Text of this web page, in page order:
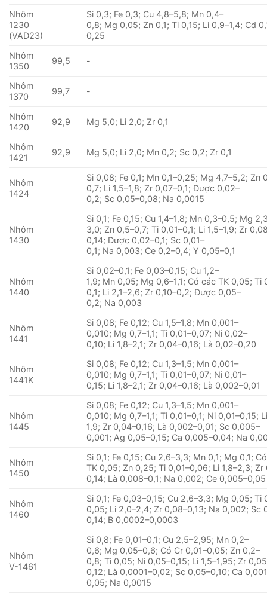
Nhôm
1230
(VAD23)
Si 0,3; Fe 0,3; Cu 4,8–5,8; Mn 0,4–
0,8; Mg 0,05; Zn 0,1; Ti 0,15; Li 0,9–1,4; Cd
0,25
Nhôm
1350
99,5 -
Nhôm
1370
99,7 -
Nhôm
1420
92,9 Mg 5,0; Li 2,0; Zr 0,1
Nhôm
1421
92,9 Mg 5,0; Li 2,0; Mn 0,2; Sc 0,2; Zr 0,1
Nhôm
1424
Si 0,08; Fe 0,1; Mn 0,1–0,25; Mg 4,7–5,2; Zn
0,7; Li 1,5–1,8; Zr 0,07–0,1; Được 0,02–
0,2; Sc 0,05–0,08; Na 0,0015
Nhôm
1430
Si 0,1; Fe 0,15; Cu 1,4–1,8; Mn 0,3–0,5; Mg
3,0; Zn 0,5–0,7; Ti 0,01–0,1; Li 1,5–1,9; Zr
0,14; Được 0,02–0,1; Sc 0,01–
0,1; Na 0,003; Ce 0,2–0,4; Y 0,05–0,1
Nhôm
1440
Si 0,02–0,1; Fe 0,03–0,15; Cu 1,2–
1,9; Mn 0,05; Mg 0,6–1,1; Có các TK 0,05; Ti
0,1; Li 2,1–2,6; Zr 0,10–0,2; Được 0,05–
0,2; Na 0,003
Nhôm
1441
Si 0,08; Fe 0,12; Cu 1,5–1,8; Mn 0,001–
0,010; Mg 0,7–1,1; Ti 0,01–0,07; Ni 0,02–
0,10; Li 1,8–2,1; Zr 0,04–0,16; Là 0,02–0,20
Nhôm
1441K
Si 0,08; Fe 0,12; Cu 1,3–1,5; Mn 0,001–
0,010; Mg 0,7–1,1; Ti 0,01–0,07; Ni 0,01–
0,15; Li 1,8–2,1; Zr 0,04–0,16; Là 0,002–0,01
Nhôm
1445
Si 0,08; Fe 0,12; Cu 1,3–1,5; Mn 0,001–
0,010; Mg 0,7–1,1; Ti 0,01–0,1; Ni 0,01–0,15;
1,9; Zr 0,04–0,16; Là 0,002–0,01; Sc 0,005–
0,001; Ag 0,05–0,15; Ca 0,005–0,04; Na
Nhôm
1450
Si 0,1; Fe 0,15; Cu 2,6–3,3; Mn 0,1; Mg 0,1;
TK 0,05; Zn 0,25; Ti 0,01–0,06; Li 1,8–2,3; Zr
0,14; Là 0,008–0,1; Na 0,002; Ce 0,005–0,05
Nhôm
1460
Si 0,1; Fe 0,03–0,15; Cu 2,6–3,3; Mg 0,05; Ti
0,05; Li 2,0–2,4; Zr 0,08–0,13; Na 0,002; Sc
0,14; B 0,0002–0,0003
Nhôm
V-1461
Si 0,8; Fe 0,01–0,1; Cu 2,5–2,95; Mn 0,2–
0,6; Mg 0,05–0,6; Có Cr 0,01–0,05; Zn 0,2–
0,8; Ti 0,05; Ni 0,05–0,15; Li 1,5–1,95; Zr
0,12; Là 0,0001–0,02; Sc 0,05–0,10; Ca
0,05; Na 0,0015